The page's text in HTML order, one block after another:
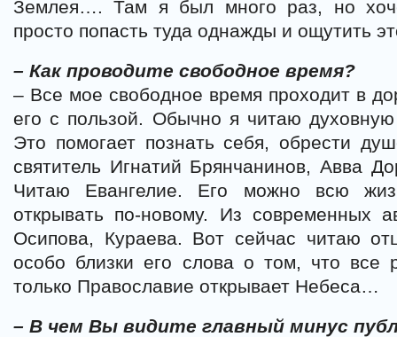
Землея…. Там я был много раз, но
просто попасть туда однажды и ощутить
– Как проводите свободное время?
– Все мое свободное время проходит в
его с пользой. Обычно я читаю
Это помогает познать себя, обрести
святитель Игнатий Брянчанинов, Авва
Читаю Евангелие. Его можно всю
открывать по-новому. Из современных
Осипова, Кураева. Вот сейчас читаю
особо близки его слова о том, что все
только Православие открывает Небеса…
– В чем Вы видите главный минус